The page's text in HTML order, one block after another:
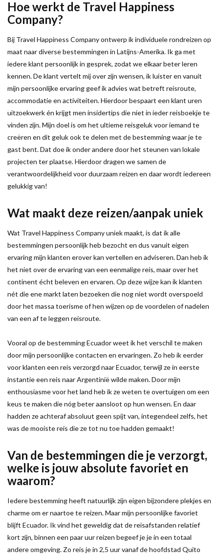
Hoe werkt de Travel Happiness
Company?
Bij Travel Happiness Company ontwerp ik individuele rondreizen op
maat naar diverse bestemmingen in Latijns-Amerika. Ik ga met
iedere klant persoonlijk in gesprek, zodat we elkaar beter leren
kennen. De klant vertelt mij over zijn wensen, ik luister en vanuit
mijn persoonlijke ervaring geef ik advies wat betreft reisroute,
accommodatie en activiteiten. Hierdoor bespaart een klant uren
uitzoekwerk én krijgt men insidertips die niet in ieder reisboekje te
vinden zijn. Mijn doel is om het ultieme reisgeluk voor iemand te
creëren en dit geluk ook te delen met de bestemming waar je te
gast bent. Dat doe ik onder andere door het steunen van lokale
projecten ter plaatse. Hierdoor dragen we samen de
verantwoordelijkheid voor duurzaam reizen en daar wordt iedereen
gelukkig van!
Wat maakt deze reizen/aanpak uniek
Wat Travel Happiness Company uniek maakt, is dat ik alle
bestemmingen persoonlijk heb bezocht en dus vanuit eigen
ervaring mijn klanten erover kan vertellen en adviseren. Dan heb ik
het niet over de ervaring van een eenmalige reis, maar over het
continent écht beleven en ervaren. Op deze wijze kan ik klanten
nét die ene markt laten bezoeken die nog niet wordt overspoeld
door het massa toerisme of hen wijzen op de voordelen of nadelen
van een af te leggen reisroute.
Vooral op de bestemming Ecuador weet ik het verschil te maken
door mijn persoonlijke contacten en ervaringen. Zo heb ik eerder
voor klanten een reis verzorgd naar Ecuador, terwijl ze in eerste
instantie een reis naar Argentinië wilde maken. Door mijn
enthousiasme voor het land heb ik ze weten te overtuigen om een
keus te maken die nóg beter aansloot op hun wensen. En daar
hadden ze achteraf absoluut geen spijt van, integendeel zelfs, het
was de mooiste reis die ze tot nu toe hadden gemaakt!
Van de bestemmingen die je verzorgt,
welke is jouw absolute favoriet en
waarom?
Iedere bestemming heeft natuurlijk zijn eigen bijzondere plekjes en
charme om er naartoe te reizen. Maar mijn persoonlijke favoriet
blijft Ecuador. Ik vind het geweldig dat de reisafstanden relatief
kort zijn, binnen een paar uur reizen begeef je je in een totaal
andere omgeving. Zo reis je in 2,5 uur vanaf de hoofdstad Quito